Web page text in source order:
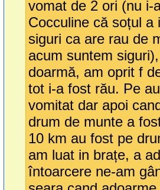
vomat de 2 ori (nu i-
Cocculine că soțul a
siguri ca are rau de
acum suntem
doarmă, am oprit f
tot i-a fost rău. Pe
vomitat dar apoi
drum de munte a
10 km au fost pe
am luat in brațe, a
întoarcere ne-am